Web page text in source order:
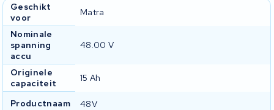
Geschikt
voor
Matra
Nominale
spanning
accu
48.00 V
Originele
capaciteit
15 Ah
Productnaam 48V